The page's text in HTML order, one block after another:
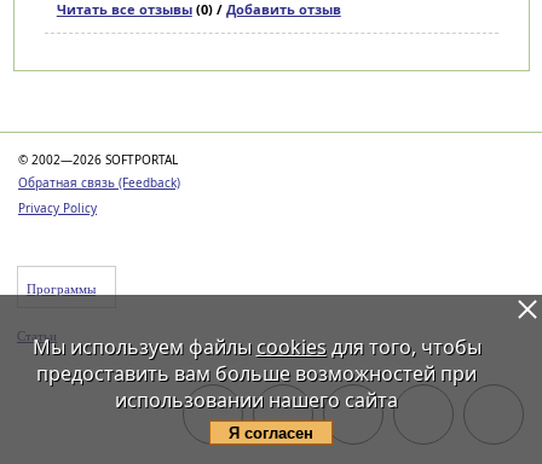
Читать все отзывы(0) / Добавить отзыв
© 2002—2026 SOFTPORTAL
Обратная связь (Feedback)
Privacy Policy
Программы
Статьи
Мы используем файлы cookiesдля того, чтобы
предоставить вам больше возможностей при
использовании нашего сайта